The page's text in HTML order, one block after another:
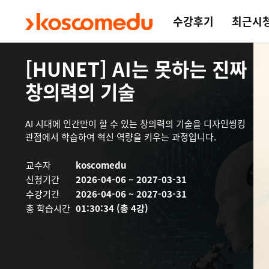
수강후기 최근시
[HUNET] AI는 못하는 진짜
창의력의 기술
AI 시대에 인간만이 할 수 있는 창의력의 기술을 디자인씽킹
관점에서 학습하여 혁신 역량을 키우는 과정입니다.
교수자
koscomedu
신청기간
2026-04-06 ~ 2027-03-31
수강기간
2026-04-06 ~ 2027-03-31
총 학습시간 01:30:34 (총 4강)